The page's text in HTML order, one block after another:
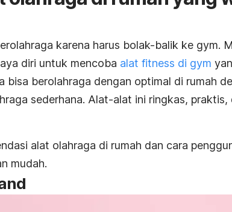
karena harus bolak-balik ke gym.
diri untuk mencoba alat fitness di gym
bisa berolahraga dengan optimal di rumah
sederhana. Alat-alat ini ringkas, praktis,
alat olahraga di rumah dan cara
mudah.